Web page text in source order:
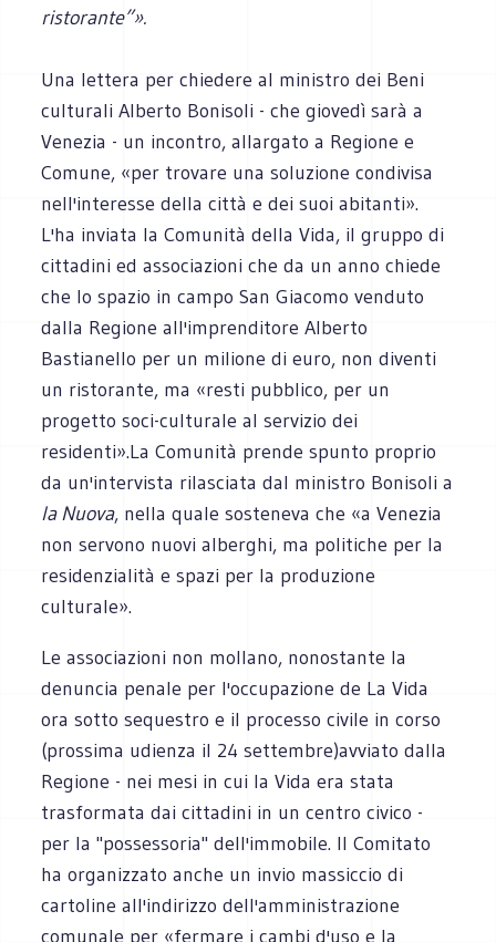
ristorante”».
Una lettera per chiedere al ministro dei Beni
culturali Alberto Bonisoli - che giovedì sarà a
Venezia - un incontro, allargato a Regione e
Comune, «per trovare una soluzione condivisa
nell'interesse della città e dei suoi abitanti».
L'ha inviata la Comunità della Vida, il gruppo di
cittadini ed associazioni che da un anno chiede
che lo spazio in campo San Giacomo venduto
dalla Regione all'imprenditore Alberto
Bastianello per un milione di euro, non diventi
un ristorante, ma «resti pubblico, per un
progetto soci-culturale al servizio dei
residenti».La Comunità prende spunto proprio
da un'intervista rilasciata dal ministro Bonisoli a
la Nuova, nella quale sosteneva che «a Venezia
non servono nuovi alberghi, ma politiche per la
residenzialità e spazi per la produzione
culturale».
Le associazioni non mollano, nonostante la
denuncia penale per l'occupazione de La Vida
ora sotto sequestro e il processo civile in corso
(prossima udienza il 24 settembre)avviato dalla
Regione - nei mesi in cui la Vida era stata
trasformata dai cittadini in un centro civico -
per la "possessoria" dell'immobile. Il Comitato
ha organizzato anche un invio massiccio di
cartoline all'indirizzo dell'amministrazione
comunale per «fermare i cambi d'uso e la